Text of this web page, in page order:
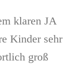
klaren JA
Kinder sehr
groß